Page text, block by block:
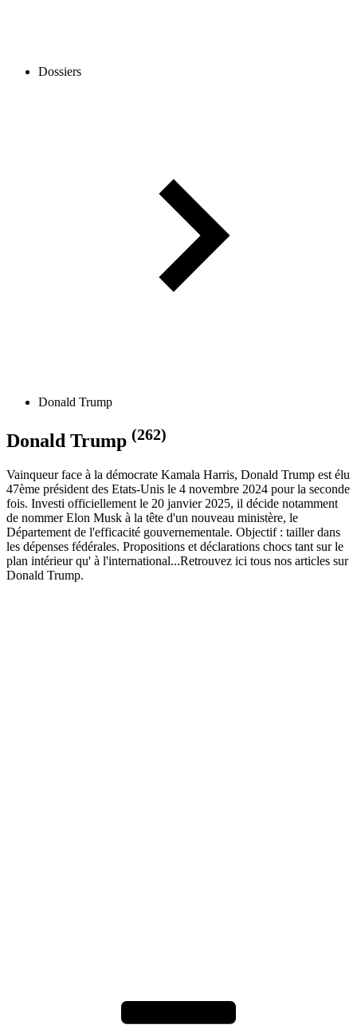
Dossiers
Donald Trump
Donald Trump (262)
Vainqueur face à la démocrate Kamala Harris, Donald Trump est élu
47ème président des Etats-Unis le 4 novembre 2024 pour la seconde
fois. Investi officiellement le 20 janvier 2025, il décide notamment
de nommer Elon Musk à la tête d'un nouveau ministère, le
Département de l'efficacité gouvernementale. Objectif : tailler dans
les dépenses fédérales. Propositions et déclarations chocs tant sur le
plan intérieur qu' à l'international...Retrouvez ici tous nos articles sur
Donald Trump.